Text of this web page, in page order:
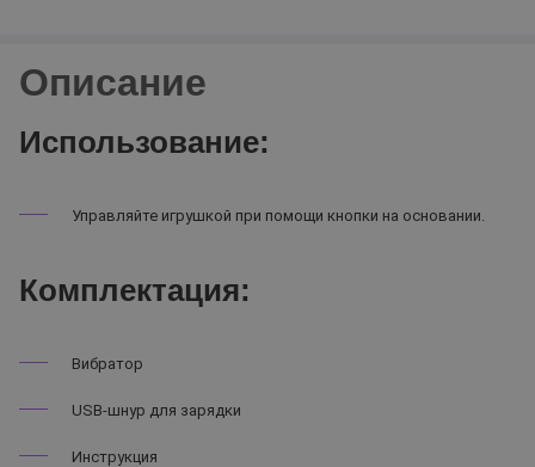
Описание
Использование:
Управляйте игрушкой при помощи кнопки на основании.
Комплектация:
Вибратор
USB-шнур для зарядки
Инструкция